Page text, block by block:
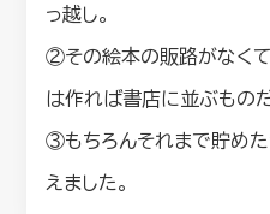
っ越し。
②その絵本の販路がなく
は作れば書店に並ぶもの
③もちろんそれまで貯め
えました。